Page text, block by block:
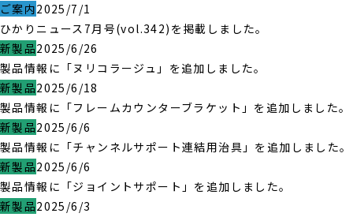
ご案内2025/7/1
ひかりニュース7月号(vol.342)を掲載しました。
新製品2025/6/26
製品情報に「ヌリコラージュ」を追加しました。
新製品2025/6/18
製品情報に「フレームカウンターブラケット」を追加しました。
新製品2025/6/6
製品情報に「チャンネルサポート連結用治具」を追加しました。
新製品2025/6/6
製品情報に「ジョイントサポート」を追加しました。
新製品2025/6/3